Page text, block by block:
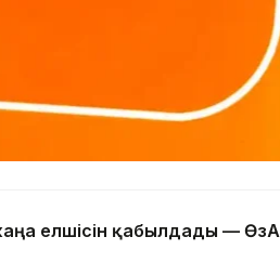
елшісін қабылдады — ӨзА